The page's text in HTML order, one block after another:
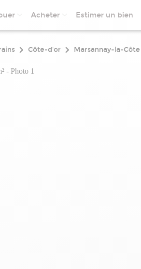
Acheter Estimer un bien
Côte-d'or Marsannay-la-Côte